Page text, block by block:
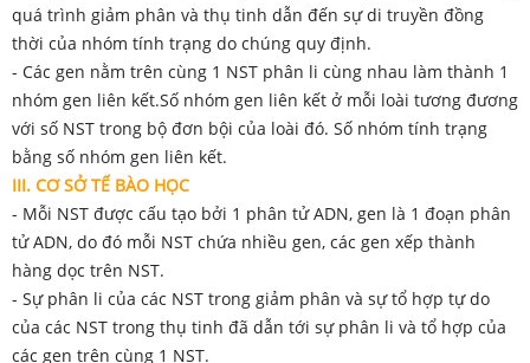
quá trình giảm phân và thụ tinh dẫn đến sự di truyền đồng
thời của nhóm tính trạng do chúng quy định.
- Các gen nằm trên cùng 1 NST phân li cùng nhau làm thành 1
nhóm gen liên kết.Số nhóm gen liên kết ở mỗi loài tương đương
với số NST trong bộ đơn bội của loài đó. Số nhóm tính trạng
bằng số nhóm gen liên kết.
III. CƠ SỞ TẾ BÀO HỌC
- Mỗi NST được cấu tạo bởi 1 phân tử ADN, gen là 1 đoạn phân
tử ADN, do đó mỗi NST chứa nhiều gen, các gen xếp thành
hàng dọc trên NST.
- Sự phân li của các NST trong giảm phân và sự tổ hợp tự do
của các NST trong thụ tinh đã dẫn tới sự phân li và tổ hợp của
các gen trên cùng 1 NST.